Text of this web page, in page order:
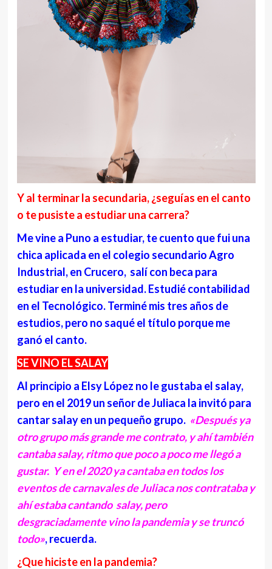
Y al terminar la secundaria, ¿seguías en el canto
o te pusiste a estudiar una carrera?
Me vine a Puno a estudiar, te cuento que fui una
chica aplicada en el colegio secundario Agro
Industrial, en Crucero, salí con beca para
estudiar en la universidad. Estudié contabilidad
en el Tecnológico. Terminé mis tres años de
estudios, pero no saqué el título porque me
ganó el canto.
SE VINO EL SALAY
Al principio a Elsy López no le gustaba el salay,
pero en el 2019 un señor de Juliaca la invitó para
cantar salay en un pequeño grupo. «Después ya
otro grupo más grande me contrato, y ahí también
cantaba salay, ritmo que poco a poco me llegó a
gustar. Y en el 2020 ya cantaba en todos los
eventos de carnavales de Juliaca nos contrataba y
ahí estaba cantando salay, pero
desgraciadamente vino la pandemia y se truncó
todo», recuerda.
¿Que hiciste en la pandemia?